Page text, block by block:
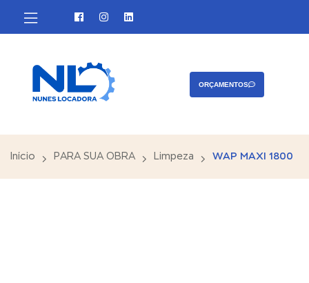
ORÇAMENTOS
Início PARA SUA OBRA Limpeza WAP MAXI 1800